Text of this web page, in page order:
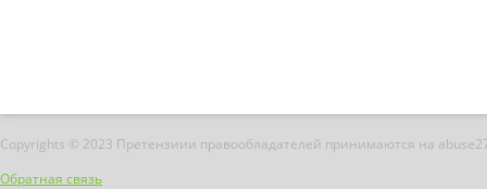
Copyrights © 2023 Претензиии правообладателей принимаются на
Обратная связь